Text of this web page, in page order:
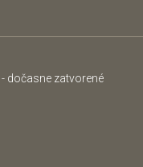
dočasne zatvorené